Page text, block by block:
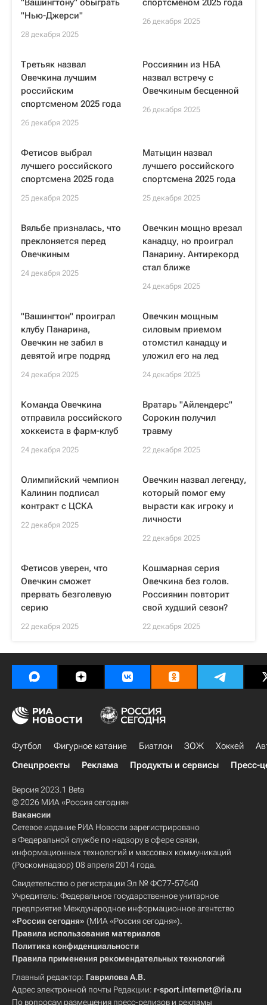
"Вашингтону" обыграть
"Нью-Джерси"
28 декабря 2025
спортсменом 2025 года
26 декабря 2025
Третьяк назвал
Овечкина лучшим
российским
спортсменом 2025 года
26 декабря 2025
Россиянин из НБА
назвал встречу с
Овечкиным бесценной
26 декабря 2025
Фетисов выбрал
лучшего российского
спортсмена 2025 года
25 декабря 2025
Матыцин назвал
лучшего российского
спортсмена 2025 года
25 декабря 2025
Вяльбе призналась, что
преклоняется перед
Овечкиным
24 декабря 2025
Овечкин мощно врезал
канадцу, но проиграл
Панарину. Антирекорд
стал ближе
24 декабря 2025
"Вашингтон" проиграл
клубу Панарина,
Овечкин не забил в
девятой игре подряд
24 декабря 2025
Овечкин мощным
силовым приемом
отомстил канадцу и
уложил его на лед
24 декабря 2025
Команда Овечкина
отправила российского
хоккеиста в фарм-клуб
24 декабря 2025
Вратарь "Айлендерс"
Сорокин получил
травму
22 декабря 2025
Олимпийский чемпион
Калинин подписал
контракт с ЦСКА
22 декабря 2025
Овечкин назвал легенду,
который помог ему
вырасти как игроку и
личности
22 декабря 2025
Фетисов уверен, что
Овечкин сможет
прервать безголевую
серию
22 декабря 2025
Кошмарная серия
Овечкина без голов.
Россиянин повторит
свой худший сезон?
22 декабря 2025
Футбол Фигурное катание Биатлон ЗОЖ Хоккей
Спецпроекты
Реклама Продукты и сервисы Пресс-
Версия 2023.1 Beta
© 2026 МИА «Россия сегодня»
Вакансии
Сетевое издание РИА Новости зарегистрировано
в Федеральной службе по надзору в сфере связи,
информационных технологий и массовых коммуникаций
(Роскомнадзор) 08 апреля 2014 года.
Свидетельство о регистрации Эл № ФС77-57640
Учредитель: Федеральное государственное унитарное
предприятие Международное информационное агентство
«Россия сегодня» (МИА «Россия сегодня»).
Правила использования материалов
Политика конфиденциальности
Правила применения рекомендательных технологий
Главный редактор: Гаврилова А.В.
Адрес электронной почты Редакции: r-sport.internet@ria.ru
По вопросам размещения пресс-релизов и рекламы